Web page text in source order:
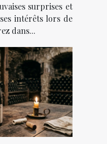
surprises et
intérêts lors de
dans...